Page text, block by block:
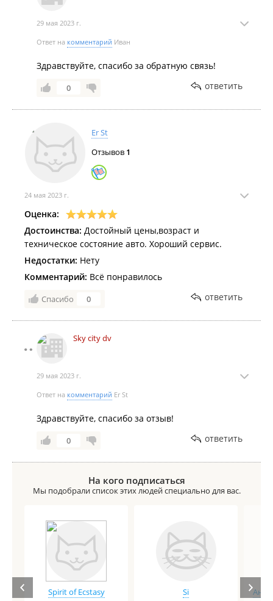
29 мая 2023 г.
Ответ на комментарий Иван
Здравствуйте, спасибо за обратную связь!
0 ответить
Er St
Отзывов 1
24 мая 2023 г.
Оценка:
Достоинства: Достойный цены,возраст и
техническое состояние авто. Хороший сервис.
Недостатки: Нету
Комментарий: Всё понравилось
Спасибо 0 ответить
Sky city dv
29 мая 2023 г.
Ответ на комментарий Er St
Здравствуйте, спасибо за отзыв!
0 ответить
На кого подписаться
Мы подобрали список этих людей специально для вас.
Spirit of Ecstasy Si